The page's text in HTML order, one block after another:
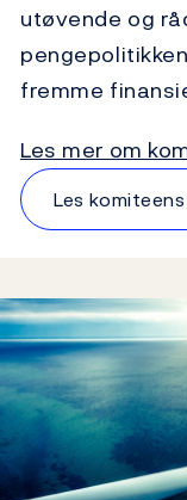
utøvende og
fremme
Les mer om
Les